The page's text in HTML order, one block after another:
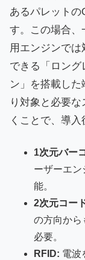
あるパレットの
す。この場合、
用エンジンで
できる「ロン
ン」を搭載し
り対象と必要
くことで、導入
1次元バー
ーザーエ
能。
2次元コー
の方向から
必要。
RFID: 電波